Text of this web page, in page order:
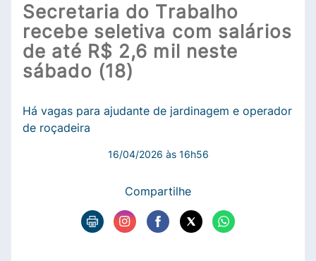
Secretaria do Trabalho
recebe seletiva com salários
de até R$ 2,6 mil neste
sábado (18)
Há vagas para ajudante de jardinagem e operador
de roçadeira
16/04/2026 às 16h56
Compartilhe